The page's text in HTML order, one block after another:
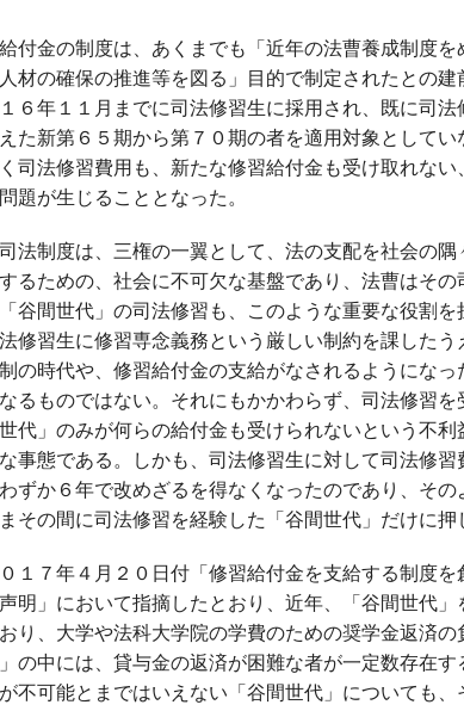
付金の制度は、あくまでも「近年の法曹養成制度を
材の確保の推進等を図る」目的で制定されたとの建
６年１１月までに司法修習生に採用され、既に司法
た新第６５期から第７０期の者を適用対象として
司法修習費用も、新たな修習給付金も受け取れない
題が生じることとなった。
法制度は、三権の一翼として、法の支配を社会の
るための、社会に不可欠な基盤であり、法曹はその
谷間世代」の司法修習も、このような重要な役割
修習生に修習専念義務という厳しい制約を課したう
の時代や、修習給付金の支給がなされるようにな
るものではない。それにもかかわらず、司法修習
代」のみが何らの給付金も受けられないという不
事態である。しかも、司法修習生に対して司法修
ずか６年で改めざるを得なくなったのであり、そ
その間に司法修習を経験した「谷間世代」だけに押
１７年４月２０日付「修習給付金を支給する制度
明」において指摘したとおり、近年、「谷間世代
り、大学や法科大学院の学費のための奨学金返済の
」の中には、貸与金の返済が困難な者が一定数存在
不可能とまではいえない「谷間世代」についても